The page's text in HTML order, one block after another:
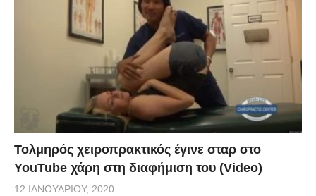
Τολμηρός χειροπρακτικός έγινε σταρ στο
YouTube χάρη στη διαφήμιση του (Video)
12 ΙΑΝΟΥΑΡΊΟΥ, 2020